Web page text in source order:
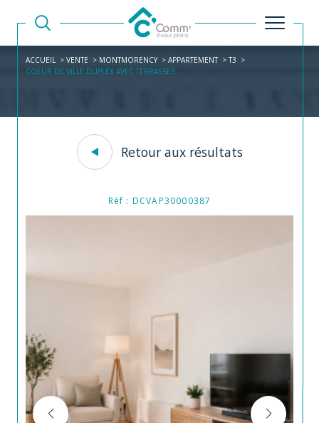
ACCUEIL VENTE MONTMORENCY APPARTEMENT
T3
COEUR DE VILLE DUPLEX AVEC TERRASSES
Retour aux résultats
Réf : DCVAP30000387